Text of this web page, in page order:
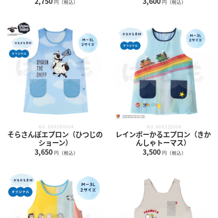
円（税込） 円（税込）
No.868280004
そらさんぽエプロン（ひつじの
ショーン）
3,650 円（税込）
No.868225004
レインボーかるエプロン（きか
んしゃトーマス）
3,500 円（税込）